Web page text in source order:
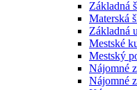
Základná
Materská
Základná
Mestské
Mestský
Nájomné
Nájomné